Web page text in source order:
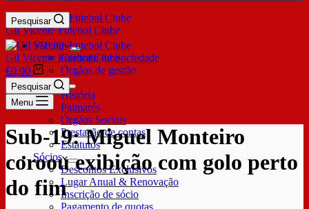
Gil Vicente Futebol Clube
Pesquisar
SDUQ
Contrato de Sociedade
Órgãos de gestão
Clube
História
Palmarés
Órgãos Sociais
Prestação de contas
Estatutos
Sócios
Descontos Exclusivos
Lugar Anual & Renovação
Inscrição de sócio
Pagamento de quotas
Gil Vicente Futebol Clube
€0,00
Pesquisar
Menu
Sub-19: Miguel Monteiro
coroou exibição com golo perto
do fim